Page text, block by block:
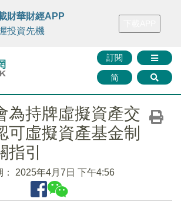
FINTV FINMETA 財華證券 媒體矩陣
訂閱
简
財華財經APP
投資先機
為持牌虛擬資產交
可虛擬資產基金制
引
2025年4月7日 下午4:56